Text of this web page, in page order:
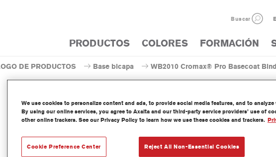
Buscar
PRODUCTOS COLORES FORMACIÓN
DE PRODUCTOS Base bicapa WB2010 Cromax® Pro Basecoat
WB2010 Cromax® Pro
We use cookies to personalize content and ads, to provide social media features, and to
By using our online services, you agree to Axalta and our third-party service providers’ use of
other online trackers. See our Privacy Policy to learn how we use these cookies and trackers.
Reject All Non-Essential Cookies
Cookie Preference Center